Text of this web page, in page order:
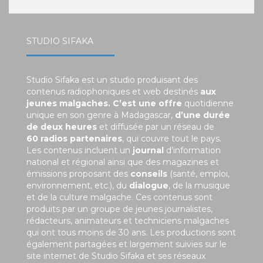
STUDIO SIFAKA
Studio Sifaka est un studio produisant des
contenus radiophoniques et web destinés aux
jeunes malgaches. C’est une offre quotidienne
unique en son genre à Madagascar, d’une durée
de deux heures et diffusée par un réseau de
60 radios partenaires, qui couvre tout le pays.
Les contenus incluent un journal d’information
national et régional ainsi que des magazines et
émissions proposant des conseils (santé, emploi,
environnement, etc.), du dialogue, de la musique
et de la culture malgache. Ces contenus sont
produits par un groupe de jeunes journalistes,
rédacteurs, animateurs et techniciens malgaches
qui ont tous moins de 30 ans. Les productions sont
également partagées et largement suivies sur le
site internet de Studio Sifaka et ses réseaux